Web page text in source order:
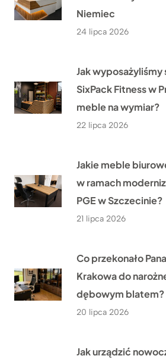
Niemiec
24 lipca 2026
Jak wyposażyliśmy
SixPack Fitness w
meble na wymiar?
22 lipca 2026
Jakie meble
w ramach
PGE w Szczecinie?
21 lipca 2026
Co przekonało
Krakowa do
dębowym blatem?
20 lipca 2026
Jak urządzić